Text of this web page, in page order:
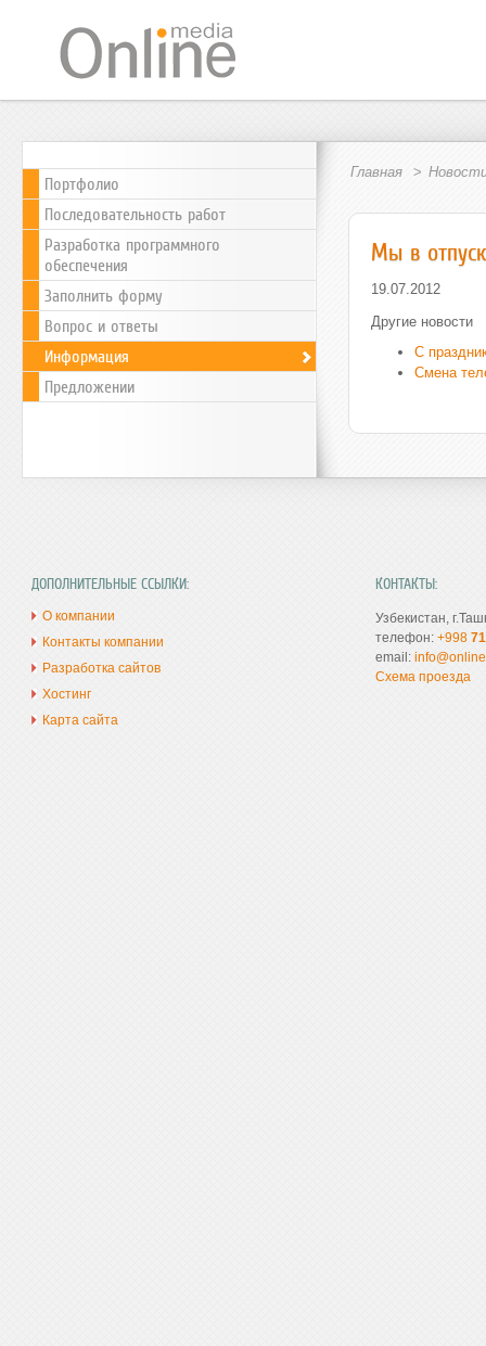
Главная
Мы в
19.07.2012
Другие новости
С
Смена
Портфолио
Последовательность работ
Разработка программного
обеспечения
Заполнить форму
Вопрос и ответы
Информация
Предложении
ДОПОЛНИТЕЛЬНЫЕ ССЫЛКИ:
О компании
Контакты компании
Разработка сайтов
Хостинг
Карта сайта
КОНТАКТЫ:
Узбекистан,
телефон: +99871
email:
Схема проезда